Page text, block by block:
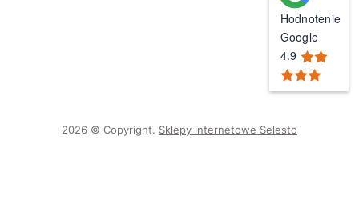
Hodnotenie
Google
4.9
2026 © Copyright. Sklepy internetowe Selesto